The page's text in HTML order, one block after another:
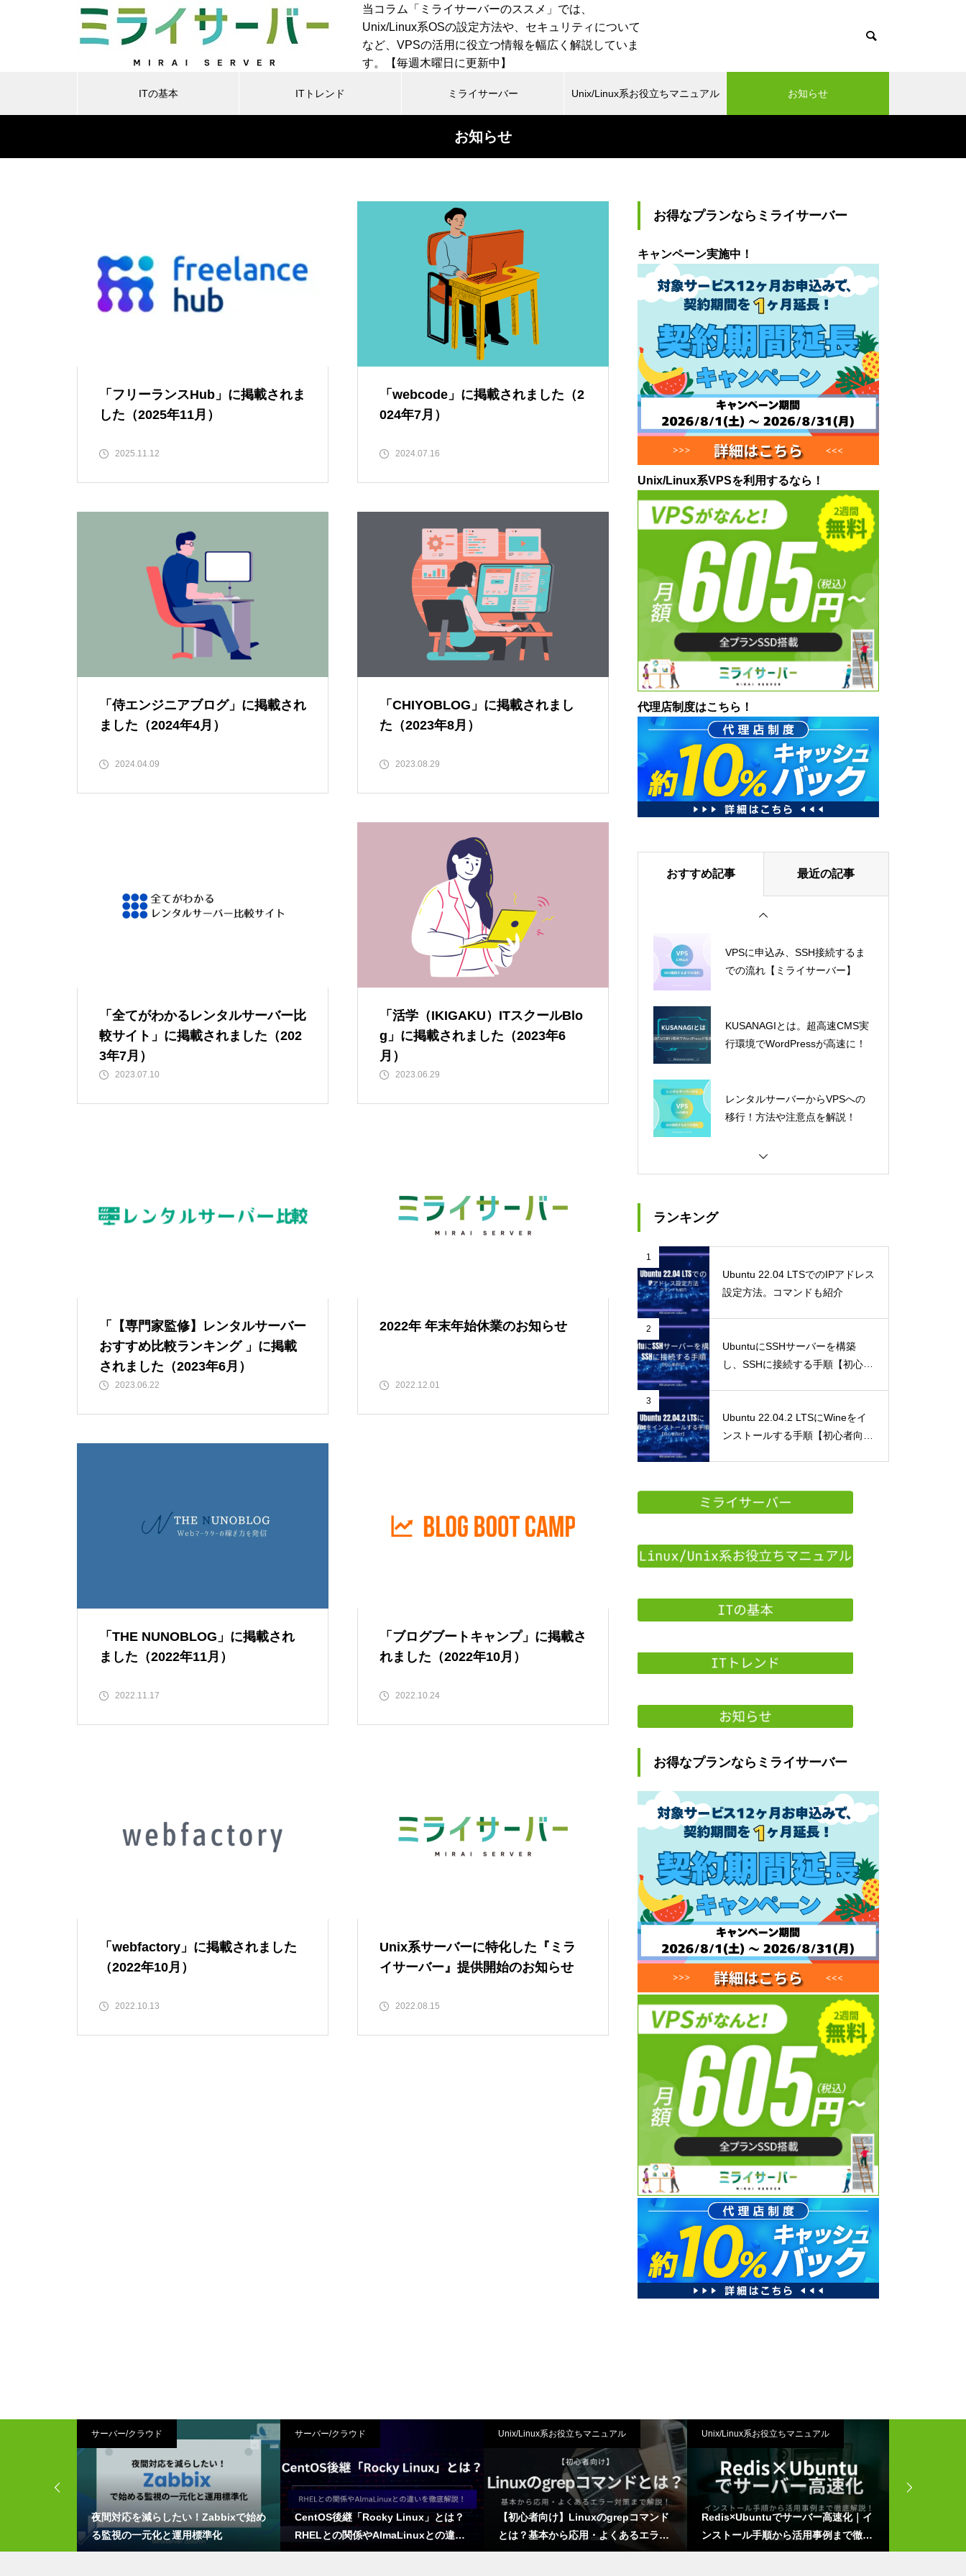
当コラム「ミライサーバーのススメ」では、
Unix/Linux系OSの設定方法や、セキュリティについて
など、VPSの活用に役立つ情報を幅広く解説していま
す。【毎週木曜日に更新中】
ITの基本 ITトレンド ミライサーバー Unix/Linux系お役立ちマニュアル お知らせ
お知らせ
「フリーランスHub」に掲載されま
した（2025年11月）
2025.11.12
「webcode」に掲載されました（2
024年7月）
2024.07.16
「侍エンジニアブログ」に掲載され
ました（2024年4月）
2024.04.09
「CHIYOBLOG」に掲載されまし
た（2023年8月）
2023.08.29
「全てがわかるレンタルサーバー比
較サイト」に掲載されました（202
3年7月）
2023.07.10
「活学（IKIGAKU）ITスクールBlo
g」に掲載されました（2023年6
月）
2023.06.29
「【専門家監修】レンタルサーバー
おすすめ比較ランキング 」に掲載
されました（2023年6月）
2023.06.22
2022年 年末年始休業のお知らせ
2022.12.01
「THE NUNOBLOG」に掲載され
ました（2022年11月）
2022.11.17
「ブログブートキャンプ」に掲載さ
れました（2022年10月）
2022.10.24
「webfactory」に掲載されました
（2022年10月）
2022.10.13
Unix系サーバーに特化した『ミラ
イサーバー』提供開始のお知らせ
2022.08.15
お得なプランならミライサーバー
キャンペーン実施中！
Unix/Linux系VPSを利用するなら！
代理店制度はこちら！
おすすめ記事 最近の記事
VPSに申込み、SSH接続するま
での流れ【ミライサーバー】
KUSANAGIとは。超高速CMS実
行環境でWordPressが高速に！
レンタルサーバーからVPSへの
移行！方法や注意点を解説！
ランキング
1
Ubuntu 22.04 LTSでのIPアドレス
設定方法。コマンドも紹介
2
UbuntuにSSHサーバーを構築
し、SSHに接続する手順【初心者
3
Ubuntu 22.04.2 LTSにWineをイ
ンストールする手順【初心者向
お得なプランならミライサーバー
サーバー/クラウド
夜間対応を減らしたい！Zabbixで始め
る監視の一元化と運用標準化
サーバー/クラウド
CentOS後継「Rocky Linux」とは？
RHELとの関係やAlmaLinuxとの違い
を徹底解説！
Unix/Linux系お役立ちマニュアル
【初心者向け】Linuxのgrepコマンド
とは？基本から応用・よくあるエラー
対策まで解説！
Unix/Linux系お役立ちマニュアル
Redis×Ubuntuでサーバー高速化｜イ
ンストール手順から活用事例まで徹底
解説！
徹底解説！